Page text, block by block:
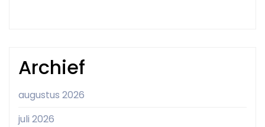
Archief
augustus 2026
juli 2026